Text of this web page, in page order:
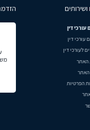
עורכי דין
עורכי דין
לעורכי דין
האתר
האתר
הפרטיות